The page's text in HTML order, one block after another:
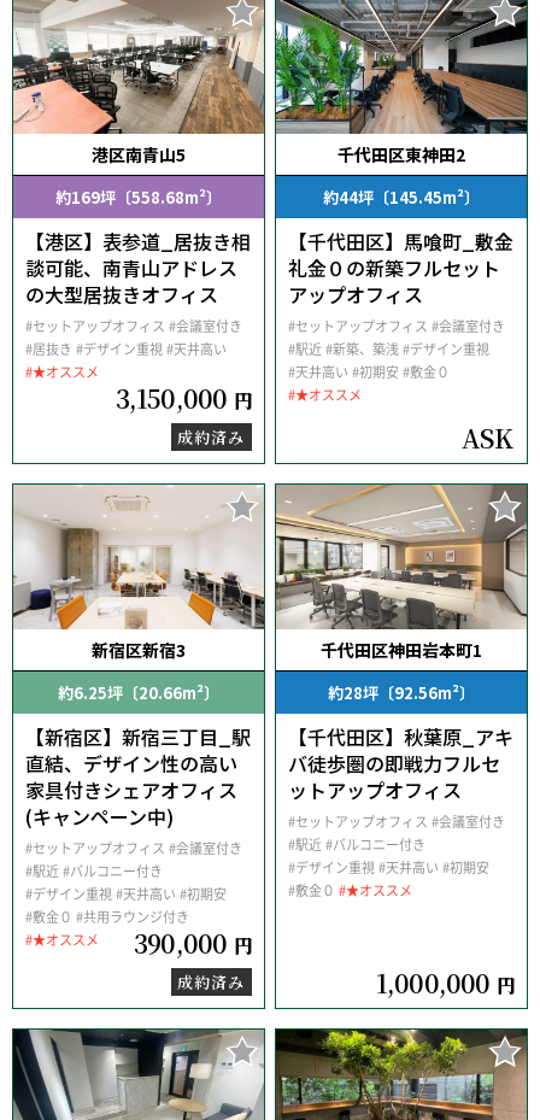
港区南青山5
約169坪〔558.68m²〕
【港区】表参道_居抜き相
談可能、南青山アドレス
の大型居抜きオフィス
#セットアップオフィス #会議室付き
#居抜き #デザイン重視#天井高い
#★オススメ
3,150,000 円
成約済み
千代田区東神田2
約44坪〔145.45m²〕
【千代田区】馬喰町_敷金
礼金０の新築フルセット
アップオフィス
#セットアップオフィス #会議室付き
#駅近 #新築、築浅#デザイン重視
#天井高い #初期安 #敷金０
#★オススメ
ASK
新宿区新宿3
約6.25坪〔20.66m²〕
【新宿区】新宿三丁目_駅
直結、デザイン性の高い
家具付きシェアオフィス
(キャンペーン中)
#セットアップオフィス #会議室付き
#駅近 #バルコニー付き
#デザイン重視#天井高い #初期安
#敷金０ #共用ラウンジ付き
#★オススメ
390,000 円
成約済み
千代田区神田岩本町1
約28坪〔92.56m²〕
【千代田区】秋葉原_アキ
バ徒歩圏の即戦力フルセ
ットアップオフィス
#セットアップオフィス #会議室付き
#駅近 #バルコニー付き
#デザイン重視#天井高い #初期安
#敷金０ #★オススメ
1,000,000 円